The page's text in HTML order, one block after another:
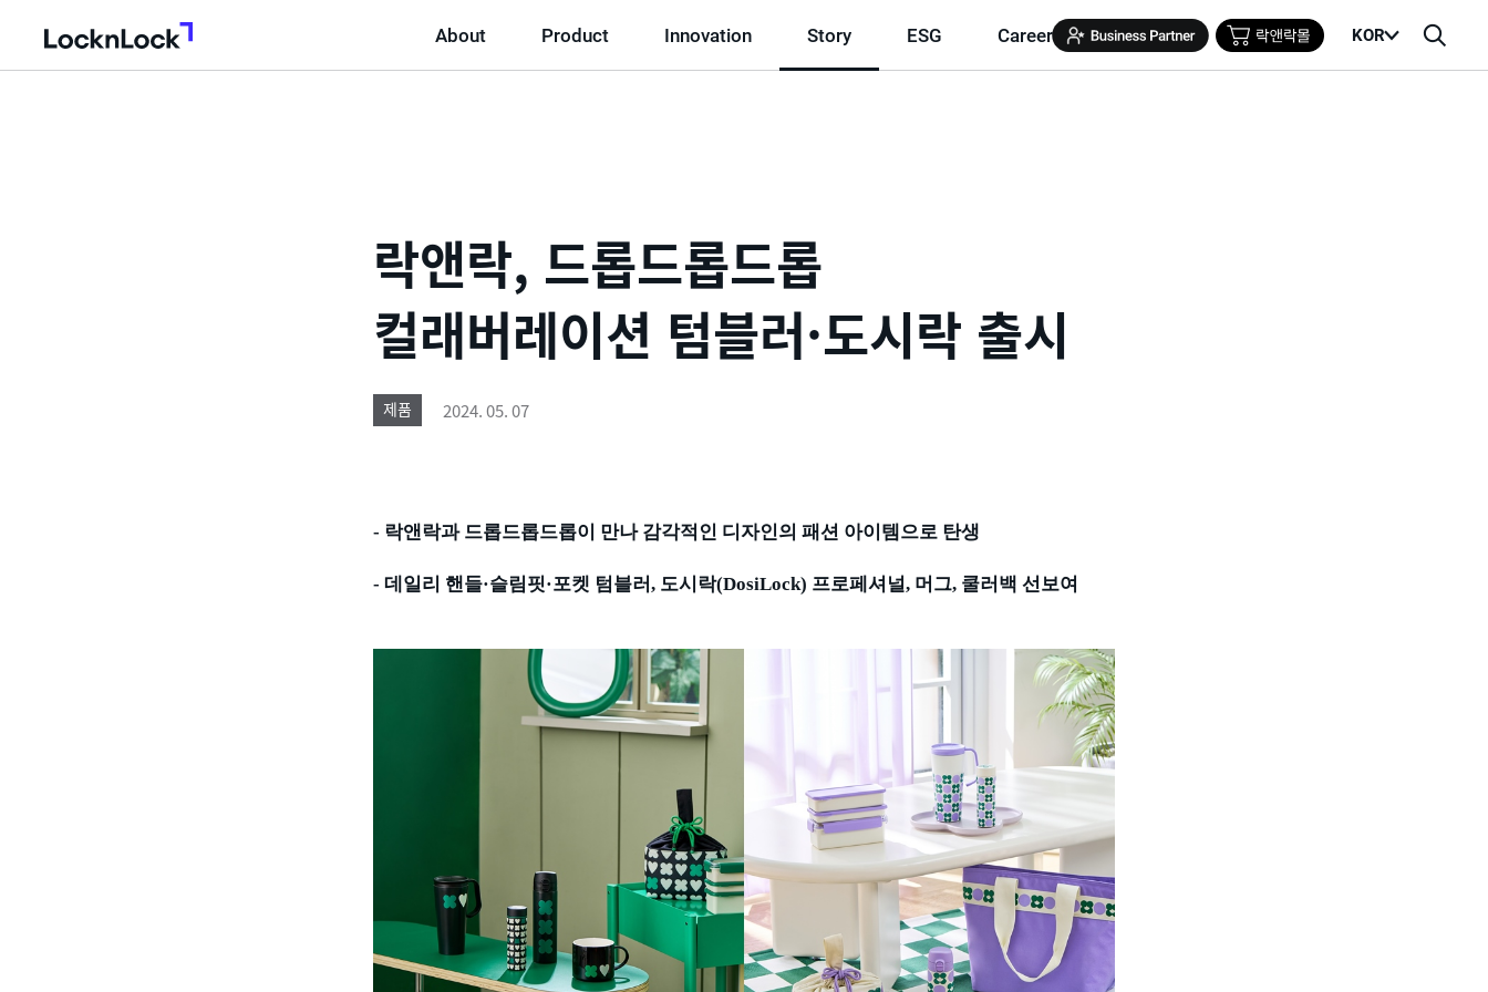
LocknLock
About Product Innovation Story ESG Career KOR
검
뉴
락앤락, 드롭드롭드롭
컬래버레이션 텀블러·도시락 출시
제품 2024. 05. 07
- 락앤락과 드롭드롭드롭이 만나 감각적인 디자인의 패션 아이템으로 탄생
- 데일리 핸들·슬림핏·포켓 텀블러, 도시락(DosiLock) 프로페셔널, 머그, 쿨러백 선보여